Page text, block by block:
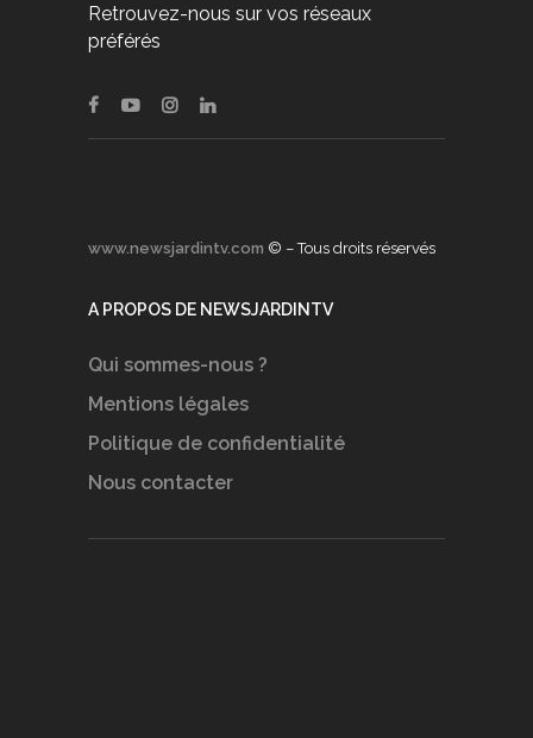
Retrouvez-nous sur vos réseaux
préférés
www.newsjardintv.com © – Tous droits réservés
A PROPOS DE NEWSJARDINTV
Qui sommes-nous ?
Mentions légales
Politique de confidentialité
Nous contacter